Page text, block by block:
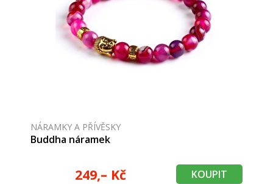
NÁRAMKY A PŘÍVĚSKY
Buddha náramek
249,– Kč KOUPIT